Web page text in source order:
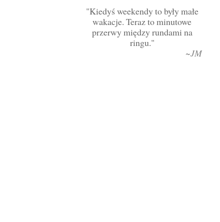
Kiedyś weekendy to były małe
wakacje. Teraz to minutowe
przerwy między rundami na
ringu.
~JM